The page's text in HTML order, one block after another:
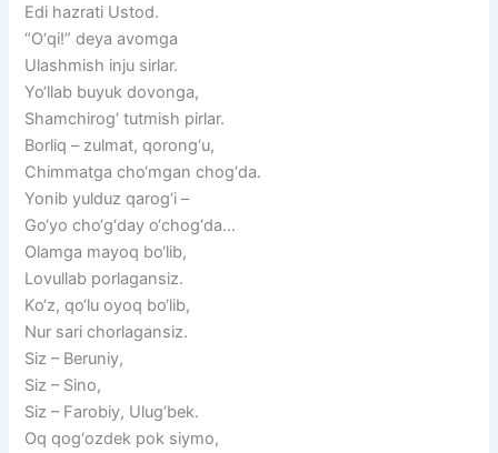
Edi hazrati Ustod.
“O‘qi!” deya avomga
Ulashmish inju sirlar.
Yo‘llab buyuk dovonga,
Shamchirog‘ tutmish pirlar.
Borliq – zulmat, qorong‘u,
Chimmatga cho‘mgan chog‘da.
Yonib yulduz qarog‘i –
Go‘yo cho‘g‘day o‘chog‘da…
Olamga mayoq bo‘lib,
Lovullab porlagansiz.
Ko‘z, qo‘lu oyoq bo‘lib,
Nur sari chorlagansiz.
Siz – Beruniy,
Siz – Sino,
Siz – Farobiy, Ulug‘bek.
Oq qog‘ozdek pok siymo,